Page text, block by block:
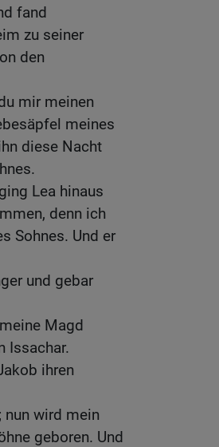
fand
zu seiner
den
mir meinen
meines
diese Nacht
Lea hinaus
denn ich
Sohnes. Und er
und gebar
Magd
Issachar.
ihren
nun wird mein
geboren. Und